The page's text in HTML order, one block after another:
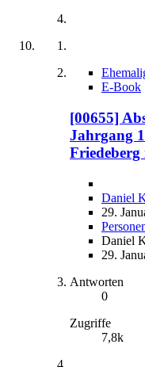
E-Book
[00655]
Jahrgang
Daniel
29.
Daniel
29.
Antworten
0
Zugriffe
7,8k